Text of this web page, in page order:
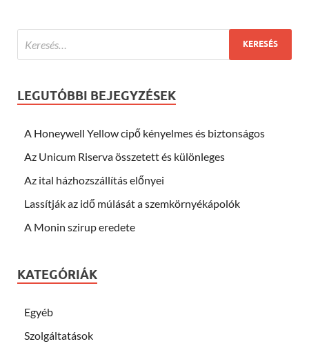
LEGUTÓBBI BEJEGYZÉSEK
A Honeywell Yellow cipő kényelmes és biztonságos
Az Unicum Riserva összetett és különleges
Az ital házhozszállítás előnyei
Lassítják az idő múlását a szemkörnyékápolók
A Monin szirup eredete
KATEGÓRIÁK
Egyéb
Szolgáltatások